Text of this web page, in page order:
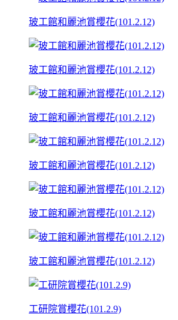
玻工館和麗池賞櫻花(101.2.12)
玻工館和麗池賞櫻花(101.2.12)
玻工館和麗池賞櫻花(101.2.12)
玻工館和麗池賞櫻花(101.2.12)
玻工館和麗池賞櫻花(101.2.12)
玻工館和麗池賞櫻花(101.2.12)
工研院賞櫻花(101.2.9)